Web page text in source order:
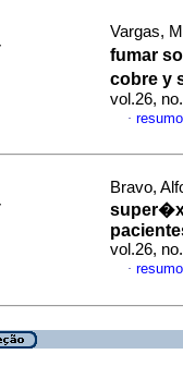
Vargas,
fumar
cobre y
vol.26,
·
Bravo,
vol.26,
·